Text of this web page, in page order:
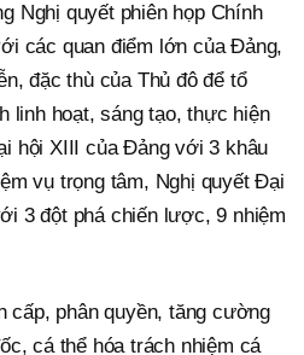
Nghị quyết phiên họp Chính
các quan điểm lớn của Đảng,
đặc thù của Thủ đô để tổ
linh hoạt, sáng tạo, thực hiện
hội XIII của Đảng với 3 khâu
vụ trọng tâm, Nghị quyết Đại
3 đột phá chiến lược, 9 nhiệm
cấp, phân quyền, tăng cường
cá thể hóa trách nhiệm cá